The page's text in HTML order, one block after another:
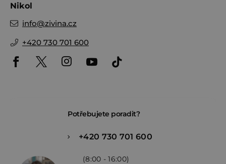
Nikol
info@zivina.cz
+420 730 701 600
Potřebujete poradit?
+420 730 701 600
(8:00 - 16:00)